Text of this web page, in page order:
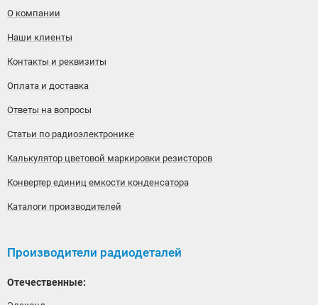
О компании
Наши клиенты
Контакты и реквизиты
Оплата и доставка
Ответы на вопросы
Статьи по радиоэлектронике
Калькулятор цветовой маркировки резисторов
Конвертер единиц емкости конденсатора
Каталоги производителей
Производители радиодеталей
Отечественные: